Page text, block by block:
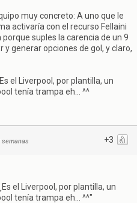
muy concreto: A uno que le
activaría con el recurso Fellaini
suples la carencia de un 9
generar opciones de gol, y claro,
el Liverpool, por plantilla, un
tenía trampa eh... ^^
+3
semanas
el Liverpool, por plantilla, un
tenía trampa eh... ^^"